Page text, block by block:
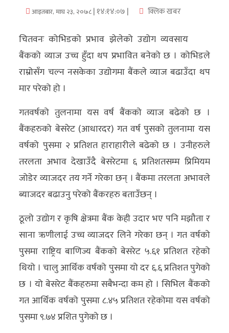
वाणिज्य
मनाेरञ्जन
विज्ञान
अन्तरर्वार्ता
विचार/
ब्लग
खेलकुद
रोचक
अन्य
क्लिक
खबर
विशेष
राशिफल
आइतबार, माघ २३, २०७८| १४:१४:०७ | क्लिक खबर
चितवनः कोभिडको प्रभाव झेलेको उद्योग व्यवसाय
बैंकको व्याज उच्च हुँदा थप प्रभावित बनेको छ । कोभिडले
राम्रोसँग चल्न नसकेका उद्योगमा बैंकले व्याज बढाउँदा थप
मार परेको हो ।
गतवर्षको तुलनामा यस वर्ष बैंकको व्याज बढेको छ ।
बैंकहरुको बेसरेट (आधारदर) गत वर्ष पुसको तुलनामा यस
वर्षको पुसमा २ प्रतिशत हाराहारीले बढेको छ । उनीहरुले
तरलता अभाव देखाउँदै बेसरेटमा ६ प्रतिशतसम्म प्रिमियम
जोडेर व्याजदर तय गर्ने गरेका छन् । बैंकमा तरलता अभावले
ब्याजदर बढाउनु परेको बैंकरहरु बताउँछन् ।
ठूलो उद्योग र कृषि क्षेत्रमा बैंक केही उदार भए पनि मझौता र
साना ऋणीलाई उच्च व्याजदर लिने गरेका छन् । गत वर्षको
पुसमा राष्ट्रिय बाणिज्य बैंकको बेसरेट ५.६१ प्रतिशत रहेको
थियो । चालु आर्थिक वर्षको पुसमा यो दर ६.६ प्रतिशत पुगेको
छ । यो बेसरेट बैंकहरुमा सबैभन्दा कम हो । सिभिल बैंकको
गत आर्थिक वर्षको पुसमा ८.४५ प्रतिशत रहेकोमा यस वर्षको
पुसमा ९.७४ प्रशित पुगेको छ ।